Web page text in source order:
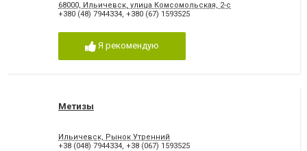
68000, Ильичевск, улица Комсомольская, 2-с
+380 (48) 7944334, +380 (67) 1593525
Я рекомендую
Метизы
Ильичевск, Рынок Утренний
+38 (048) 7944334, +38 (067) 1593525